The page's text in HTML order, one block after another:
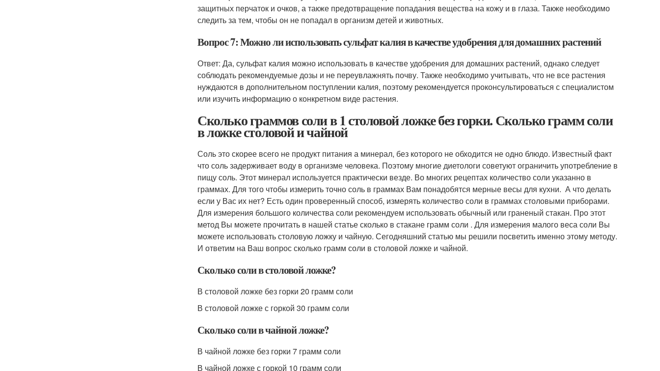
защитных перчаток и очков, а также предотвращение попадания вещества на кожу и в глаза. Также необходимо
следить за тем, чтобы он не попадал в организм детей и животных.
Вопрос 7: Можно ли использовать сульфат калия в качестве удобрения для домашних растений
Ответ: Да, сульфат калия можно использовать в качестве удобрения для домашних растений, однако следует
соблюдать рекомендуемые дозы и не переувлажнять почву. Также необходимо учитывать, что не все растения
нуждаются в дополнительном поступлении калия, поэтому рекомендуется проконсультироваться с специалистом
или изучить информацию о конкретном виде растения.
Сколько граммов соли в 1 столовой ложке без горки. Сколько грамм соли
в ложке столовой и чайной
Соль это скорее всего не продукт питания а минерал, без которого не обходится не одно блюдо. Известный факт
что соль задерживает воду в организме человека. Поэтому многие диетологи советуют ограничить употребление в
пищу соль. Этот минерал используется практически везде. Во многих рецептах количество соли указанно в
граммах. Для того чтобы измерить точно соль в граммах Вам понадобятся мерные весы для кухни. А что делать
если у Вас их нет? Есть один проверенный способ, измерять количество соли в граммах столовыми приборами.
Для измерения большого количества соли рекомендуем использовать обычный или граненый стакан. Про этот
метод Вы можете прочитать в нашей статье сколько в стакане грамм соли . Для измерения малого веса соли Вы
можете использовать столовую ложку и чайную. Сегодняшний статью мы решили посветить именно этому методу.
И ответим на Ваш вопрос сколько грамм соли в столовой ложке и чайной.
Сколько соли в столовой ложке?
В столовой ложке без горки 20 грамм соли
В столовой ложке с горкой 30 грамм соли
Сколько соли в чайной ложке?
В чайной ложке без горки 7 грамм соли
В чайной ложке с горкой 10 грамм соли